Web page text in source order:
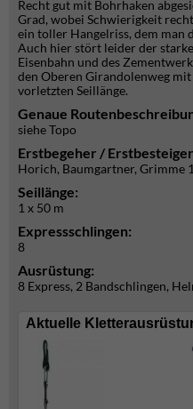
Recht gut mit Bohrhaken
Grad, wobei Schwierigkeit
ein toller Hangelriss, dem man
Auch hier stört leider der
Eisenbahn und des
den Oberen Girandolenweg
vorletzten Seillänge.
Genaue
siehe Topo
Erstbegeher /
Horich, Baumgartner, Grimme
Seillänge:
1 x 50 m
Expressschlingen:
8
Ausrüstung:
8 Express, 2 Bandschlingen,
Aktuelle